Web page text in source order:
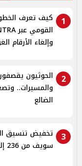
1
كيف تعرف
وإلغاء الأرقام
2
الحوثيون
والمسيرات..
الضالع
3
تخفيض تنسيق
سويف من 236 إلى 231 درجة